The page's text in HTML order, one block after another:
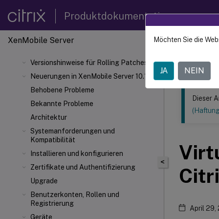
Produktdokumentation
XenMobile Server
Versionshinweise für Rolling Patches
Neuerungen in XenMobile Server 10.16
Behobene Probleme
Bekannte Probleme
Architektur
Systemanforderungen und
Kompatibilität
Installieren und konfigurieren
Zertifikate und Authentifizierung
Upgrade
Benutzerkonten, Rollen und
Registrierung
Geräte
Dieser Inhalt
<
Dieser
April 29,
Möchten Sie die
JA NEIN